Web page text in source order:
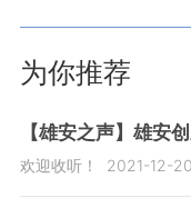
为你推荐
【雄安之声】雄安
欢迎收听！ 2021-12-